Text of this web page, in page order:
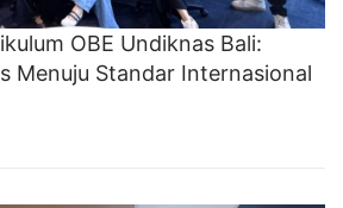
OBE Undiknas Bali:
Menuju Standar Internasional